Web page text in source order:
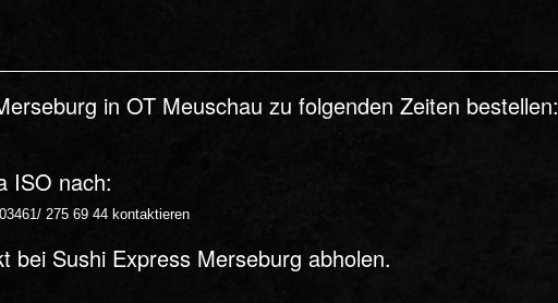
in OT Meuschau zu folgenden Zeiten bestellen:
ISO nach:
275 69 44 kontaktieren
bei Sushi Express Merseburg abholen.